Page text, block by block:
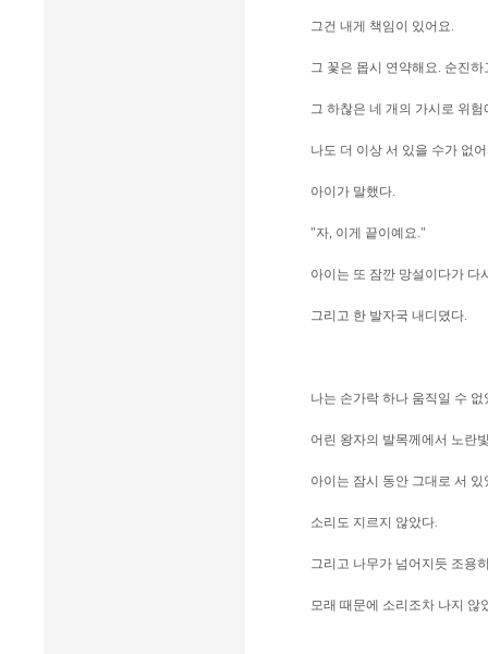
그건 내게 책임이 있어요.
그 꽃은 몹시 연약해요. 순진하
그 하찮은 네 개의 가시로 위
나도 더 이상 서 있을 수가 없
아이가 말했다.
"자, 이게 끝이예요."
아이는 또 잠깐 망설이다가 다
그리고 한 발자국 내디뎠다.
나는 손가락 하나 움직일 수 없
어린 왕자의 발목께에서 노란
아이는 잠시 동안 그대로 서 있
소리도 지르지 않았다.
그리고 나무가 넘어지듯 조용
모래 때문에 소리조차 나지 않